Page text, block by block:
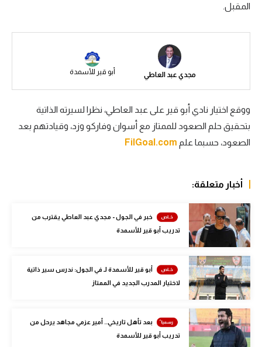
الدوري الإنجليزي
أمم إفريقيا
كرة السلة الأمريكية
كرة طائرة
الوطن العربي
في المونديال
رياضة نسائية
آسيا
أمريكا
المقبل.
مجدي عبد العاطي أبو قير للأسمدة
ووقع اختيار نادي أبو قير على عبد العاطي، نظرا لسيرته الذاتية
بتحقيق حلم الصعود للممتاز مع أسوان وفاركو وزد، وقيادتهم بعد
الصعود، حسبما علم FilGoal.com
أخبار متعلقة:
خبر في الجول - مجدي عبد العاطي يقترب من
تدريب أبو قير للأسمدة
أبو قير للأسمدة لـ في الجول: ندرس سير ذاتية
لاختيار المدرب الجديد في الممتاز
بعد تأهل تاريخي.. أمير عزمي مجاهد يرحل من
تدريب أبو قير للأسمدة